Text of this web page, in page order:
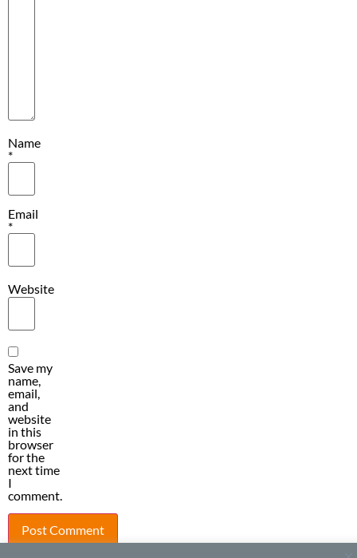
Name
*
Email
*
Website
Save my
name,
email,
and
website
in this
browser
for the
next time
I
comment.